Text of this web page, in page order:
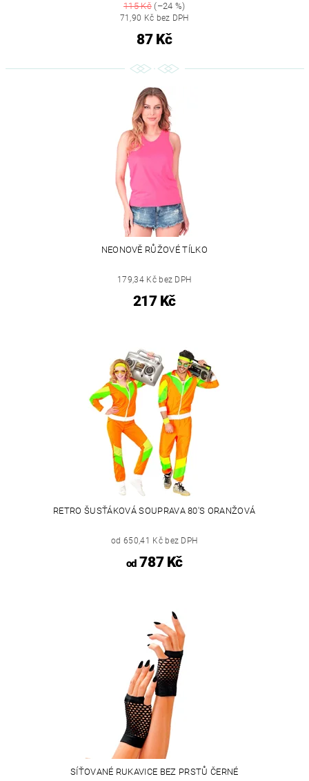
115 Kč(–24 %)
71,90 Kč bez DPH
87 Kč
NEONOVĚ RŮŽOVÉ TÍLKO
179,34 Kč bez DPH
217 Kč
RETRO ŠUSŤÁKOVÁ SOUPRAVA 80'S ORANŽOVÁ
od 650,41 Kč bez DPH
od787 Kč
SÍŤOVANÉ RUKAVICE BEZ PRSTŮ ČERNÉ